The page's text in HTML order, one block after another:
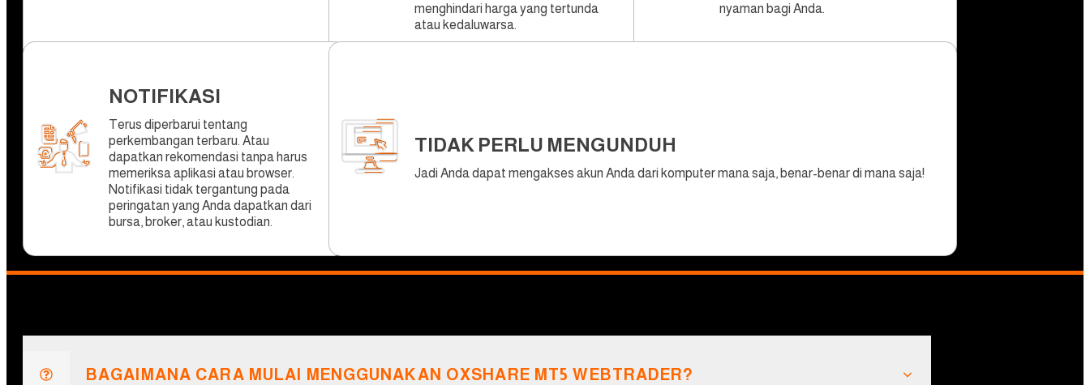
menghindari harga yang tertunda
atau kedaluwarsa.
nyaman bagi Anda.
NOTIFIKASI
Terus diperbarui tentang
perkembangan terbaru. Atau
dapatkan rekomendasi tanpa harus
memeriksa aplikasi atau browser.
Notifikasi tidak tergantung pada
peringatan yang Anda dapatkan dari
bursa, broker, atau kustodian.
TIDAK PERLU MENGUNDUH
Jadi Anda dapat mengakses akun Anda dari komputer mana saja, benar-benar di mana saja!
BAGAIMANA CARA MULAI MENGGUNAKAN OXSHARE MT5 WEBTRADER?